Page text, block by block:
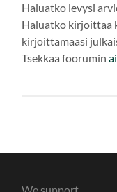
Haluatko levysi
Haluatko kirjoittaa
kirjoittamaasi
Tsekkaa foorumin